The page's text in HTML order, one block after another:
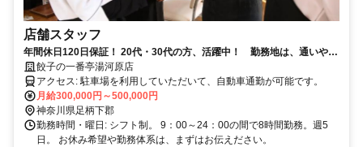
店舗スタッフ
年間休日120日保証！ 20代・30代の方、活躍中！ 勤務地は、通いやす
い店舗をご相談ください。
餃子の一番亭湯河原店
アクセス: 駐車場を利用していただいて、自動車通勤が可能です。
月給300,000円～500,000円
神奈川県足柄下郡
勤務時間・曜日: シフト制。 9：00～24：00の間で8時間勤務。週5
日。 お休み希望や勤務体系は、まずはお伝えださい。